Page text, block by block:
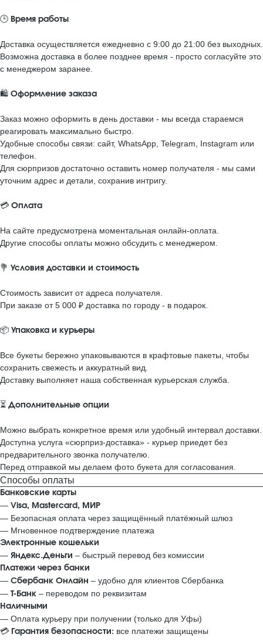
🕒 Время работы
Доставка осуществляется ежедневно с 9:00 до 21:00 без выходных.
Возможна доставка в более позднее время - просто согласуйте это
с менеджером заранее.
🛍️ Оформление заказа
Заказ можно оформить в день доставки - мы всегда стараемся
реагировать максимально быстро.
Удобные способы связи: сайт, WhatsApp, Telegram, Instagram или
телефон.
Для сюрпризов достаточно оставить номер получателя - мы сами
уточним адрес и детали, сохранив интригу.
💳 Оплата
На сайте предусмотрена моментальная онлайн-оплата.
Другие способы оплаты можно обсудить с менеджером.
💐 Условия доставки и стоимость
Стоимость зависит от адреса получателя.
При заказе от 5 000 ₽ доставка по городу - в подарок.
📦 Упаковка и курьеры
Все букеты бережно упаковываются в крафтовые пакеты, чтобы
сохранить свежесть и аккуратный вид.
Доставку выполняет наша собственная курьерская служба.
⏳ Дополнительные опции
Можно выбрать конкретное время или удобный интервал доставки.
Доступна услуга «сюрприз-доставка» - курьер приедет без
предварительного звонка получателю.
Перед отправкой мы делаем фото букета для согласования.
Способы оплаты
Банковские карты
— Visa, Mastercard, МИР
— Безопасная оплата через защищённый платёжный шлюз
— Мгновенное подтверждение платежа
Электронные кошельки
— Яндекс.Деньги – быстрый перевод без комиссии
Платежи через банки
— Сбербанк Онлайн – удобно для клиентов Сбербанка
— Т‑Банк – переводом по реквизитам
Наличными
— Оплата курьеру при получении (только для Уфы)
💳 Гарантия безопасности: все платежи защищены